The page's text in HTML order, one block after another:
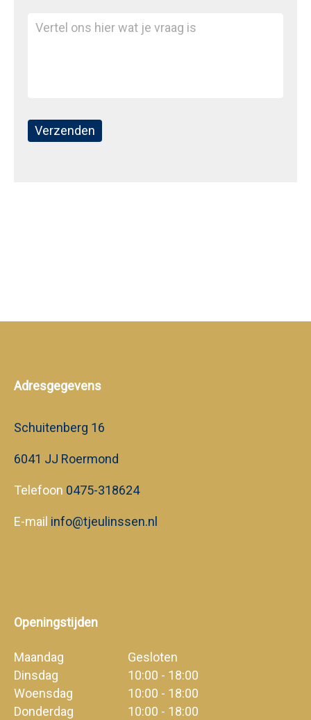
Adresgegevens
Schuitenberg 16
6041 JJ Roermond
Telefoon 0475-318624
E-mail info@tjeulinssen.nl
Openingstijden
Maandag
Gesloten
Dinsdag
10:00 - 18:00
Woensdag
10:00 - 18:00
Donderdag
10:00 - 18:00